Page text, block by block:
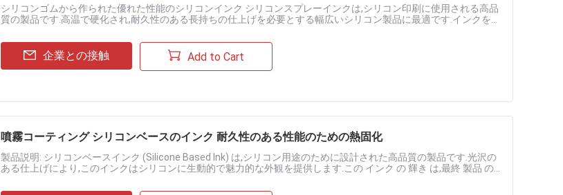
シリコンゴムから作られた優れた性能のシリコンインク シリコンスプレーインクは,シリコン印刷に使用される高品
質の製品です.高温で硬化され,耐久性のある長持ちの仕上げを必要とする幅広いシリコン製品に最適です.インクを使
企業との接触 Add to Cart
噴霧コーティング シリコンベースのインク 耐久性のある性能のための熱固化
製品説明: シリコンベースインク (Silicone Based Ink) は,シリコン用途のために設計された高品質の製品です.光沢の
ある仕上げにより,このインクはシリコンに生動的で魅力的な外観を提供します.この インク の 輝き は,最終 製品 の